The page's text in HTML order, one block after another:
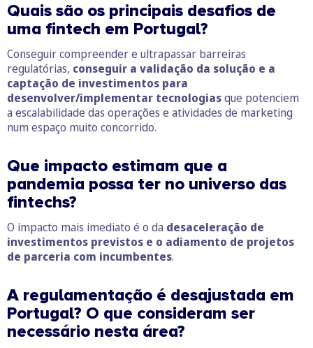
Quais são os principais desafios de
uma fintech em Portugal?
Conseguir compreender e ultrapassar barreiras
regulatórias, conseguir a validação da solução e a
captação de investimentos para
desenvolver/implementar tecnologiasque potenciem
a escalabilidade das operações e atividades de marketing
num espaço muito concorrido.
Que impacto estimam que a
pandemia possa ter no universo das
fintechs?
O impacto mais imediato é o da desaceleração de
investimentos previstos e o adiamento de projetos
de parceria com incumbentes.
A regulamentação é desajustada em
Portugal? O que consideram ser
necessário nesta área?